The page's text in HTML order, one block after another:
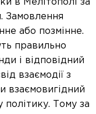
в Мелітополі за
Замовлення
або позмінне.
правильно
і відповідний
взаємодії з
взаємовигідний
політику. Тому за